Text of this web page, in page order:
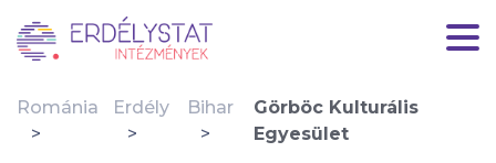
Románia Erdély Bihar
Görböc Kulturális
Egyesület